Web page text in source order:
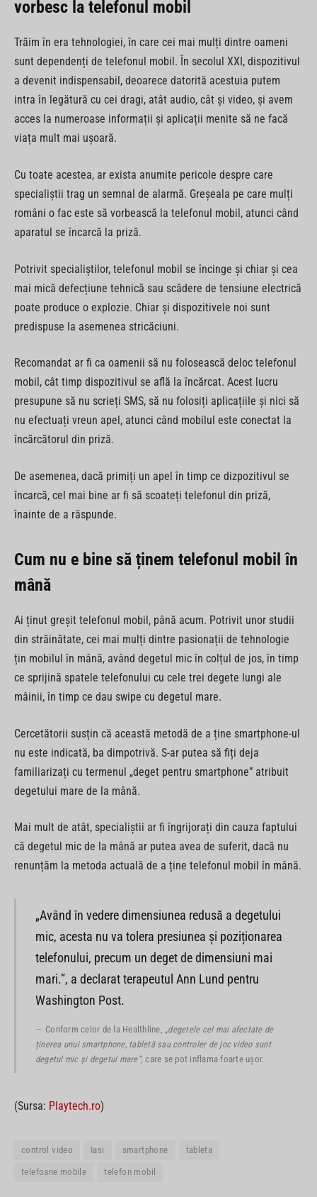
vorbesc la telefonul mobil
Trăim în era tehnologiei, în care cei mai mulți dintre oameni
sunt dependenți de telefonul mobil. În secolul XXI, dispozitivul
a devenit indispensabil, deoarece datorită acestuia putem
intra în legătură cu cei dragi, atât audio, cât și video, și avem
acces la numeroase informații și aplicații menite să ne facă
viața mult mai ușoară.
Cu toate acestea, ar exista anumite pericole despre care
specialiștii trag un semnal de alarmă. Greșeala pe care mulți
români o fac este să vorbească la telefonul mobil, atunci când
aparatul se încarcă la priză.
Potrivit specialiștilor, telefonul mobil se încinge și chiar și cea
mai mică defecțiune tehnică sau scădere de tensiune electrică
poate produce o explozie. Chiar și dispozitivele noi sunt
predispuse la asemenea stricăciuni.
Recomandat ar fi ca oamenii să nu folosească deloc telefonul
mobil, cât timp dispozitivul se află la încărcat. Acest lucru
presupune să nu scrieți SMS, să nu folosiți aplicațiile și nici să
nu efectuați vreun apel, atunci când mobilul este conectat la
încărcătorul din priză.
De asemenea, dacă primiți un apel în timp ce dizpozitivul se
încarcă, cel mai bine ar fi să scoateți telefonul din priză,
înainte de a răspunde.
Cum nu e bine să ținem telefonul mobil în
mână
Ai ținut greșit telefonul mobil, până acum. Potrivit unor studii
din străinătate, cei mai mulți dintre pasionații de tehnologie
țin mobilul în mână, având degetul mic în colțul de jos, în timp
ce sprijină spatele telefonului cu cele trei degete lungi ale
mâinii, în timp ce dau swipe cu degetul mare.
Cercetătorii susțin că această metodă de a ține smartphone-ul
nu este indicată, ba dimpotrivă. S-ar putea să fiți deja
familiarizați cu termenul „deget pentru smartphone” atribuit
degetului mare de la mână.
Mai mult de atât, specialiștii ar fi îngrijorați din cauza faptului
că degetul mic de la mână ar putea avea de suferit, dacă nu
renunțăm la metoda actuală de a ține telefonul mobil în mână.
„Având în vedere dimensiunea redusă a degetului
mic, acesta nu va tolera presiunea și poziționarea
telefonului, precum un deget de dimensiuni mai
mari.”, a declarat terapeutul Ann Lund pentru
Washington Post.
Conform celor de la Healthline, „degetele cel mai afectate de
ținerea unui smartphone, tabletă sau controler de joc video sunt
degetul mic și degetul mare”, care se pot inflama foarte ușor.
(Sursa: Playtech.ro)
control video Iasi smartphone tableta
telefoane mobile telefon mobil